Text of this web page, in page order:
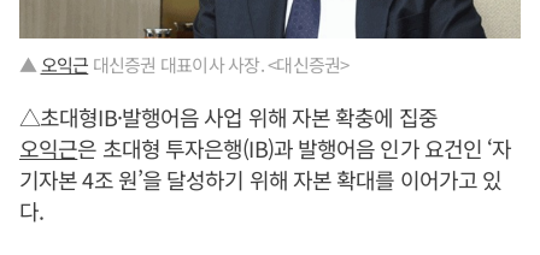
▲오익근 대신증권 대표이사 사장. <대신증권>
△초대형IB·발행어음 사업 위해 자본 확충에 집중
오익근은 초대형 투자은행(IB)과 발행어음 인가 요건인 ‘자
기자본 4조 원’을 달성하기 위해 자본 확대를 이어가고 있
다.